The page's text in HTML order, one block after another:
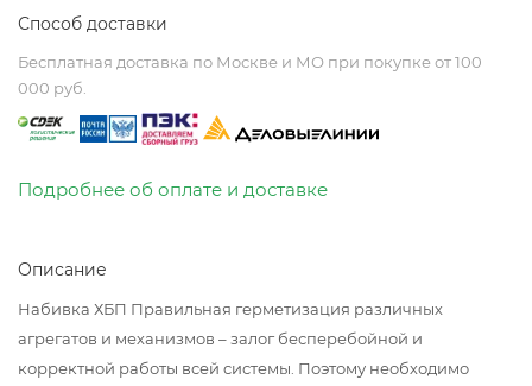
Способ доставки
Бесплатная доставка по Москве и МО при покупке от 100
000 руб.
Подробнее об оплате и доставке
Описание
Набивка ХБП Правильная герметизация различных
агрегатов и механизмов – залог бесперебойной и
корректной работы всей системы. Поэтому необходимо